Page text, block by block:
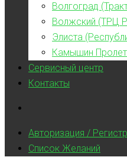
Волгоград
Волжский (ТРЦ
Элиста
Камышин
Сервисный центр
Контакты
Авторизация /
Список Желаний